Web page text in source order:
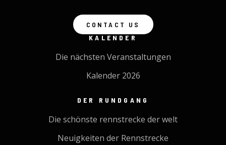
CONTACT US
KALENDER
Die nächsten Veranstaltungen
Kalender 2026
DER RUNDGANG
Die schönste rennstrecke der welt
Neuigkeiten der Rennstrecke